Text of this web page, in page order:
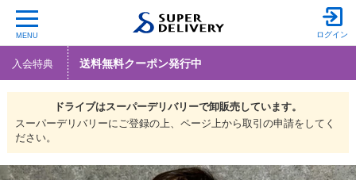
MENU ログイン
入会特典 送料無料クーポン発行中
ドライブはスーパーデリバリーで卸販売しています。
スーパーデリバリーにご登録の上、ページ上から取引の申請をしてく
ださい。